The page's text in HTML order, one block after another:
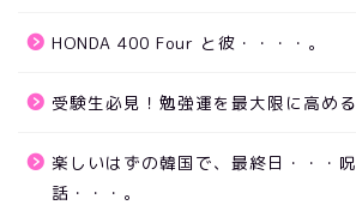
HONDA 400 Four と彼・・・・。
受験生必見！勉強運を最大限に高める
楽しいはずの韓国で、最終日・・・
話・・・。